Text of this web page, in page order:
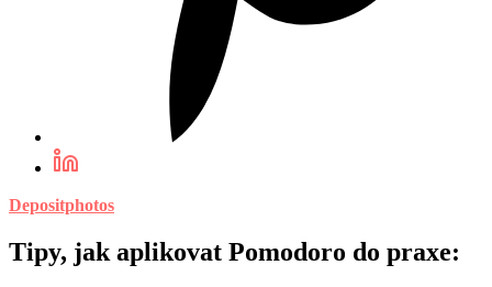
Depositphotos
Tipy, jak aplikovat Pomodoro do praxe: